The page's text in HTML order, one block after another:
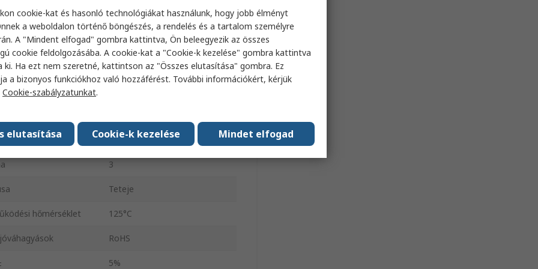
2W
Precíziós
Huzaltekercselésű
hőmérséklet -40°C
3
Teteje
hőmérséklet 125°C
RoHS
5%
cookie-kat és hasonló technológiákat használunk, hogy jobb élményt
a weboldalon történő böngészés, a rendelés és a tartalom személyre
A "Mindent elfogad" gombra kattintva, Ön beleegyezik az összes
cookie feldolgozásába. A cookie-kat a "Cookie-k kezelése" gombra kattintva
ki. Ha ezt nem szeretné, kattintson az "Összes elutasítása" gombra. Ez
a bizonyos funkciókhoz való hozzáférést. További információkért, kérjük
Cookie-szabályzatunkat.
Mindet elfogad
Cookie-k kezelése
elutasítása